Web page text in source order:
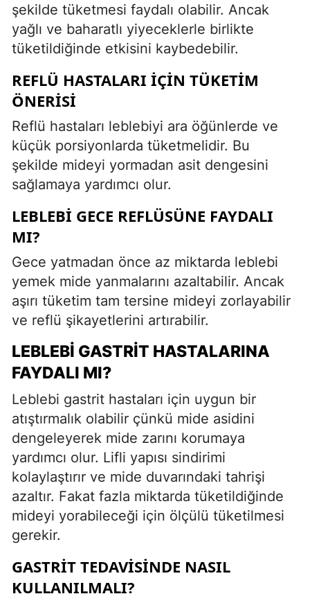
şekilde tüketmesi faydalı olabilir. Ancak
yağlı ve baharatlı yiyeceklerle birlikte
tüketildiğinde etkisini kaybedebilir.
REFLÜ HASTALARI İÇIN TÜKETIM
ÖNERISI
Reflü hastaları leblebiyi ara öğünlerde ve
küçük porsiyonlarda tüketmelidir. Bu
şekilde mideyi yormadan asit dengesini
sağlamaya yardımcı olur.
LEBLEBI GECE REFLÜSÜNE FAYDALI
MI?
Gece yatmadan önce az miktarda leblebi
yemek mide yanmalarını azaltabilir. Ancak
aşırı tüketim tam tersine mideyi zorlayabilir
ve reflü şikayetlerini artırabilir.
LEBLEBI GASTRIT HASTALARINA
FAYDALI MI?
Leblebi gastrit hastaları için uygun bir
atıştırmalık olabilir çünkü mide asidini
dengeleyerek mide zarını korumaya
yardımcı olur. Lifli yapısı sindirimi
kolaylaştırır ve mide duvarındaki tahrişi
azaltır. Fakat fazla miktarda tüketildiğinde
mideyi yorabileceği için ölçülü tüketilmesi
gerekir.
GASTRIT TEDAVISINDE NASIL
KULLANILMALI?